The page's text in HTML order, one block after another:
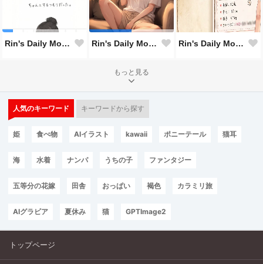
Rin's Daily Moments #114 Rin's Daily Moments #113 Rin's Daily Moments #112
もっと見る
人気のキーワード キーワードから探す
姫 食べ物 AIイラスト kawaii ポニーテール 猫耳
海 水着 ナンパ うちの子 ファンタジー
五等分の花嫁 田舎 おっぱい 褐色 カラミリ旅
AIグラビア 夏休み 猫 GPTImage2
トップページ